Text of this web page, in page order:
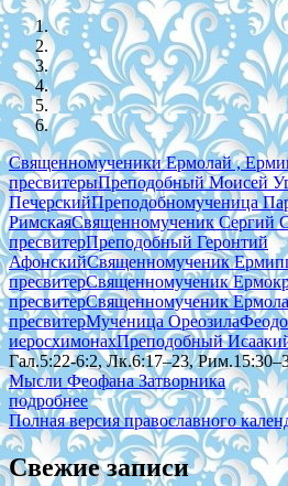
Священномученики Ермолай ,
пресвитерыПреподобный Моисей
ПечерскийПреподобномученица
РимскаяСвященномученик Сергий
пресвитерПреподобный Геронтий
АфонскийСвященномученик
пресвитерСвященномученик
пресвитерСвященномученик
пресвитерМученица Ореозила
иеросхимонахПреподобный
Гал.5:22-6:2, Лк.6:17–23,
Мысли Феофана Затворника
подробнее
Полная версия православного
Свежие записи